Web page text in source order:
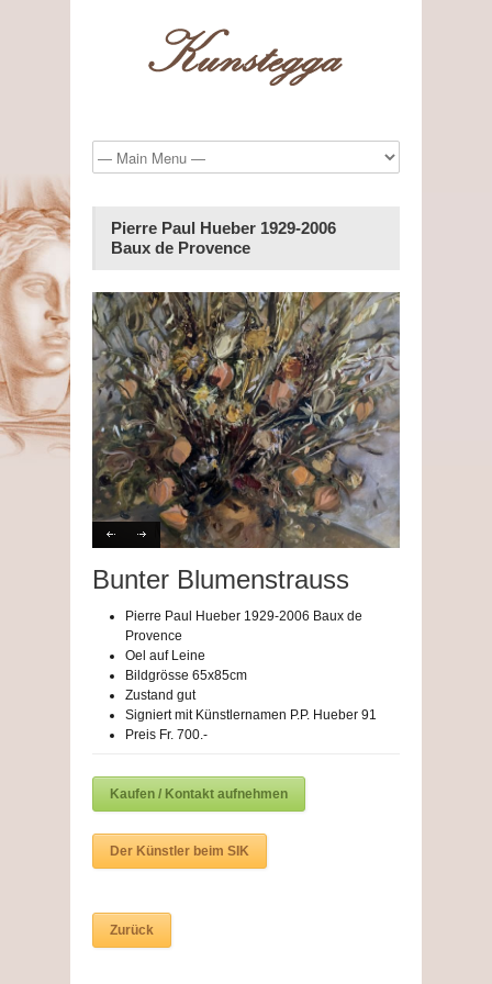
Pierre Paul Hueber 1929-2006
Baux de Provence
Bunter Blumenstrauss
Pierre Paul Hueber 1929-2006 Baux de
Provence
Oel auf Leine
Bildgrösse 65x85cm
Zustand gut
Signiert mit Künstlernamen P.P. Hueber 91
Preis Fr. 700.-
Kaufen / Kontakt aufnehmen
Der Künstler beim SIK
Zurück